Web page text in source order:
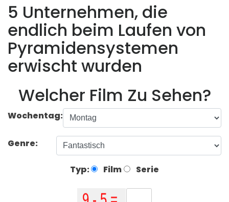
5 Unternehmen, die
endlich beim Laufen von
Pyramidensystemen
erwischt wurden
Welcher Film Zu Sehen?
Wochentag:
Genre:
Typ: Film Serie